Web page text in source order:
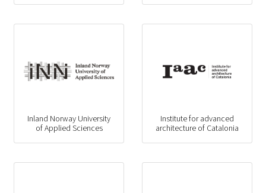
Inland Norway University
of Applied Sciences
Institute for advanced
architecture of Catalonia